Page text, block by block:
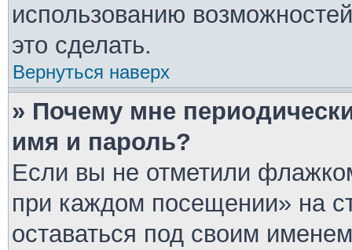
использованию
это сделать.
Вернуться наверх
» Почему мне
имя и пароль?
Если вы не отметили
при каждом посещении» на
оставаться под своим